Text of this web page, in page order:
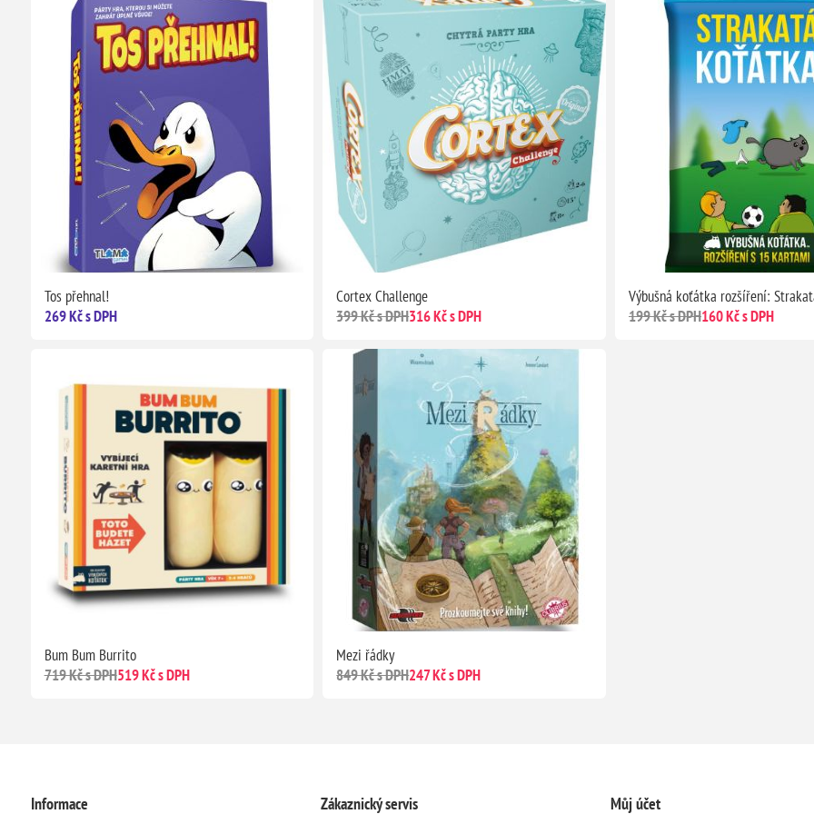
Tos přehnal!
269 Kč s DPH
Cortex Challenge
399 Kč s DPH316 Kč s DPH
Výbušná koťátka rozšíření:
199 Kč s DPH160 Kč s DPH
Bum Bum Burrito
719 Kč s DPH519 Kč s DPH
Mezi řádky
849 Kč s DPH247 Kč s DPH
Informace Zákaznický servis Můj účet